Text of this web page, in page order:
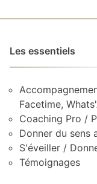
Les essentiels
Facetime,
Coaching Pro /
Donner du sens
S'éveiller /
Témoignages